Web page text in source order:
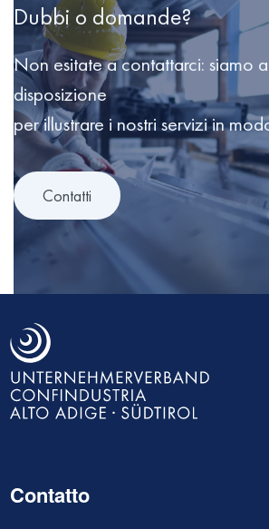
Dubbi o domande?
Non esitate a contattarci: siamo
disposizione
per illustrare i nostri servizi in
Contatti
Contatto